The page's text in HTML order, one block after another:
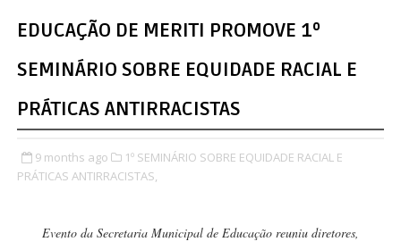
EDUCAÇÃO DE MERITI PROMOVE 1º
SEMINÁRIO SOBRE EQUIDADE RACIAL E
PRÁTICAS ANTIRRACISTAS
9 months ago
1º SEMINÁRIO SOBRE EQUIDADE RACIAL E
PRÁTICAS ANTIRRACISTAS,
Evento da Secretaria Municipal de Educação reuniu diretores,